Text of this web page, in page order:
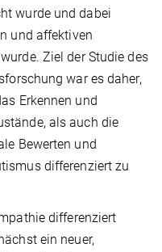
wurde und dabei
und affektiven
Ziel der Studie des
war es daher,
Erkennen und
als auch die
Bewerten und
differenziert zu
differenziert
ein neuer,